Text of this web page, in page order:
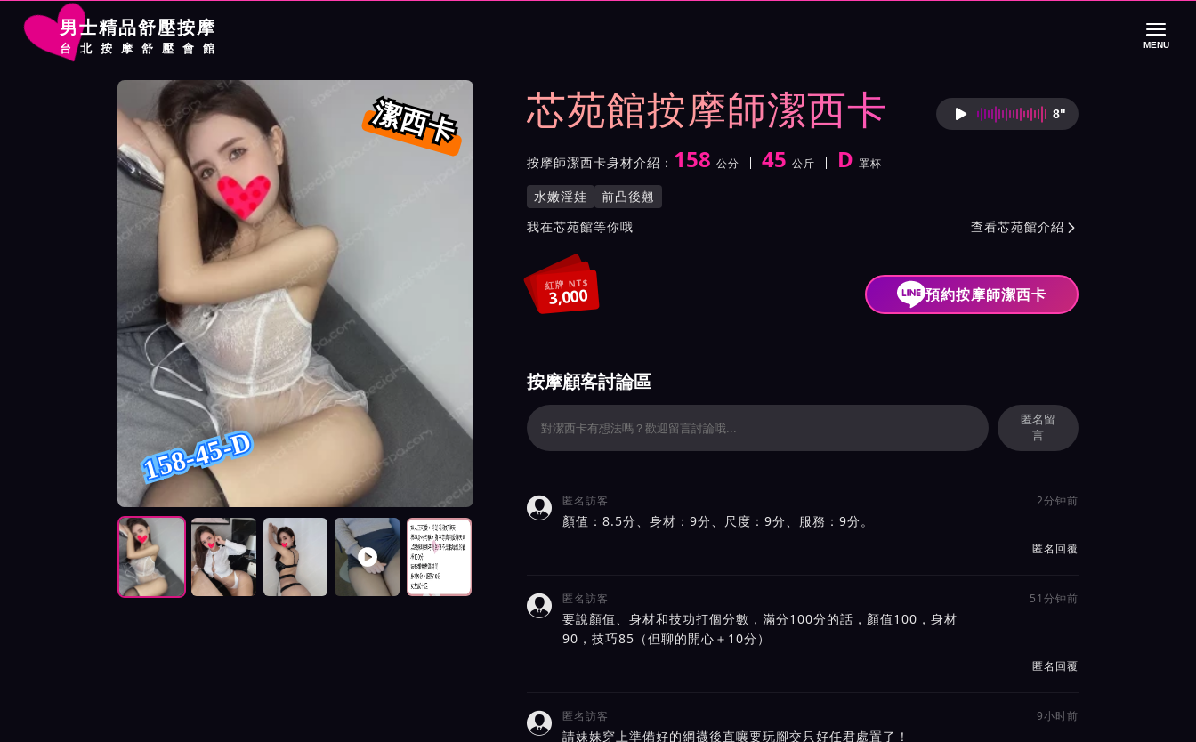
男士精品舒壓按摩
台北按摩舒壓會館 MENU
芯苑館按摩師潔西卡詳細介紹
芯苑館按摩師潔西卡 按摩師潔西卡語音
8"
按摩師潔西卡身材介紹： 身高
158 公分
體重 45 公斤
罩杯 D 罩杯
按摩師潔西卡服務風格與特色
水嫩淫娃 前凸後翹
按摩師潔西卡所屬按摩會館介紹與班表
我在芯苑館等你哦 查看芯苑館介紹 
紅牌 NT$
3,000 預約按摩師潔西卡
芯苑館按摩師潔西卡照片展示與影片介紹及客戶評價截屏
潔西卡
158-45-D
按摩師潔西卡照片展示與影片介紹及客戶評價截屏展示
按摩顧客討論區
匿名留
言
 匿名訪客 2分钟前
顏值：8.5分、身材：9分、尺度：9分、服務：9分。
匿名回覆
 匿名訪客 51分钟前
要說顏值、身材和技功打個分數，滿分100分的話，顏值100，身材
90，技巧85（但聊的開心＋10分）
匿名回覆
 匿名訪客 9小时前
請妹妹穿上準備好的網襪後直嚷要玩腳交只好任君處置了！